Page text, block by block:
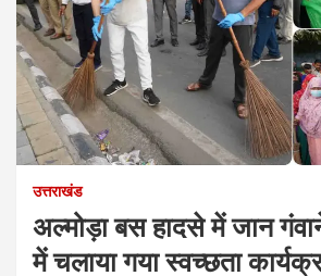
उत्तराखंड
अल्मोड़ा बस हादसे में जान
में चलाया गया स्वच्छता